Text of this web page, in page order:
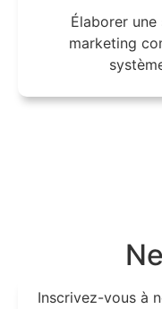
Élaborer
marketing
Inscrivez-vous à